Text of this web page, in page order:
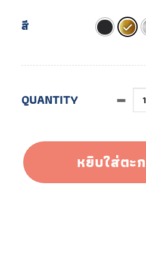
สี
จำนวน ETAC.002 ชิ้น
หยิบใส่ตะ